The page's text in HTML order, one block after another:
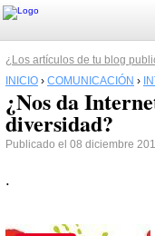
¿Los artículos de tu blog
INICIO › COMUNICACIÓN ›
¿Nos da
diversidad?
Publicado el 08 diciembre
.